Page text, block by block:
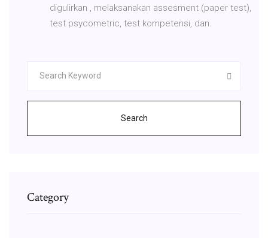
digulirkan , melaksanakan assesment (paper test),
test psycometric, test kompetensi, dan.
Search
Category